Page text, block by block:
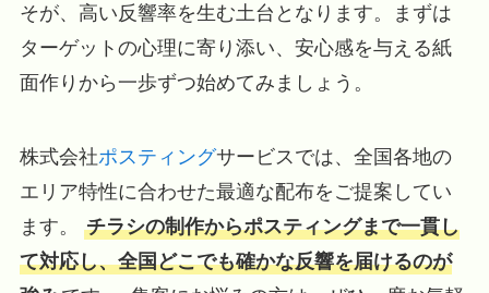
そが、高い反響率を生む土台となります。まずは
ターゲットの心理に寄り添い、安心感を与える紙
面作りから一歩ずつ始めてみましょう。
株式会社ポスティングサービスでは、全国各地の
エリア特性に合わせた最適な配布をご提案してい
ます。 チラシの制作からポスティングまで一貫し
て対応し、全国どこでも確かな反響を届けるのが